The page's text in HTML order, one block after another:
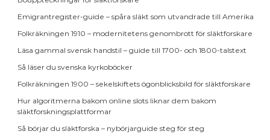
Emigrantregister-guide – spåra släkt som utvandrade till Amerika
Folkräkningen 1910 – modernitetens genombrott för släktforskare
Läsa gammal svensk handstil – guide till 1700- och 1800-talstext
Så läser du svenska kyrkoböcker
Folkräkningen 1900 – sekelskiftets ögonblicksbild för släktforskare
Hur algoritmerna bakom online slots liknar dem bakom
släktforskningsplattformar
Så börjar du släktforska – nybörjarguide steg för steg